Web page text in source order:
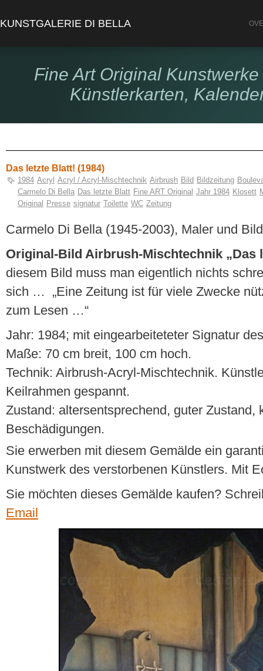
KUNSTGALERIE DI BELLA
Fine Art Original
Künstlerkarten,
Das letzte Blatt! (1984)
1984 Acryl Acryl / Acryl-Mischtechnik Airbrush Bild Bildzeitung
Carmelo Di Bella Das letzte Blatt Fine ART Original Jahr 1984 Klosett
Original
Presse signatur Toilette WC Zeitung
Carmelo Di Bella (1945-2003), Maler und
Original-Bild Airbrush-Mischtechnik „Das
diesem Bild muss man eigentlich nichts
sich … „Eine Zeitung ist für viele Zwecke
zum Lesen …“
Jahr: 1984; mit eingearbeiteteter Signatur
Maße: 70 cm breit, 100 cm hoch.
Technik: Airbrush-Acryl-Mischtechnik.
Keilrahmen gespannt.
Zustand: altersentsprechend, guter Zustand,
Beschädigungen.
Sie erwerben mit diesem Gemälde ein
Kunstwerk des verstorbenen Künstlers. Mit
Sie möchten dieses Gemälde kaufen?
Email